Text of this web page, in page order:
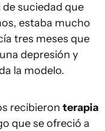
de suciedad que
estaba mucho
tres meses que
depresión y
la modelo.
recibieron terapia
que se ofreció a